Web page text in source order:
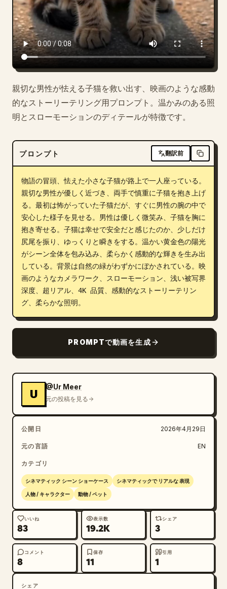
親切な男性が怯える子猫を救い出す、映画のような感動
的なストーリーテリング用プロンプト。温かみのある照
明とスローモーションのディテールが特徴です。
プロンプト 翻訳前
物語の冒頭、怯えた小さな子猫が路上で一人座っている。
親切な男性が優しく近づき、両手で慎重に子猫を抱き上げ
る。最初は怖がっていた子猫だが、すぐに男性の腕の中で
安心した様子を見せる。男性は優しく微笑み、子猫を胸に
抱き寄せる。子猫は幸せで安全だと感じたのか、少しだけ
尻尾を振り、ゆっくりと瞬きをする。温かい黄金色の陽光
がシーン全体を包み込み、柔らかく感動的な輝きを生み出
している。背景は自然の緑がわずかにぼかされている。映
画のようなカメラワーク、スローモーション、浅い被写界
深度、超リアル、4K 品質、感動的なストーリーテリン
グ、柔らかな照明。
PROMPTで動画を生成
U
@Ur Meer
元の投稿を見る
公開日 2026年4月29日
元の言語 EN
カテゴリ
シネマティック シーン ショーケース シネマティックで リアルな 表現
人物 / キャラクター 動物 / ペット
いいね
83
表示数
19.2K
シェア
3
コメント
8
保存
11
引用
1
シェア